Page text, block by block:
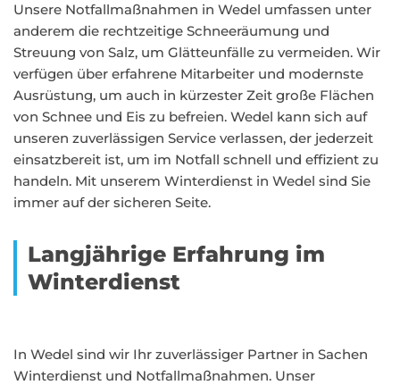
Unsere Notfallmaßnahmen in Wedel umfassen unter
anderem die rechtzeitige Schneeräumung und
Streuung von Salz, um Glätteunfälle zu vermeiden. Wir
verfügen über erfahrene Mitarbeiter und modernste
Ausrüstung, um auch in kürzester Zeit große Flächen
von Schnee und Eis zu befreien. Wedel kann sich auf
unseren zuverlässigen Service verlassen, der jederzeit
einsatzbereit ist, um im Notfall schnell und effizient zu
handeln. Mit unserem Winterdienst in Wedel sind Sie
immer auf der sicheren Seite.
Langjährige Erfahrung im
Winterdienst
In Wedel sind wir Ihr zuverlässiger Partner in Sachen
Winterdienst und Notfallmaßnahmen. Unser